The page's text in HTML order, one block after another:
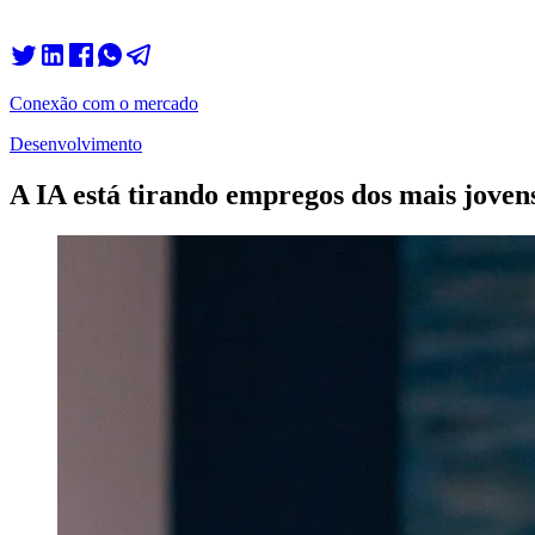
Conexão com o mercado
Desenvolvimento
A IA está tirando empregos dos mais